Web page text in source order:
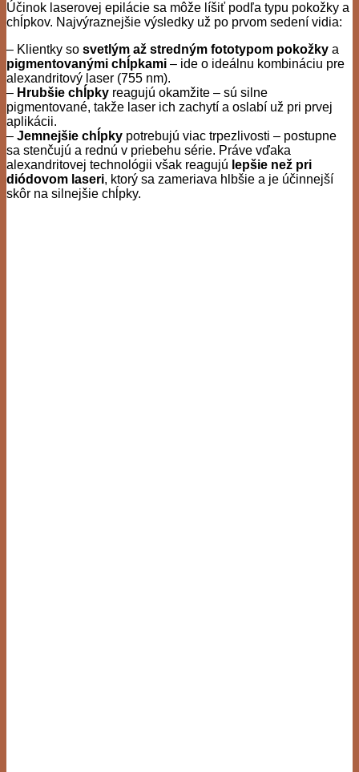
Účinok laserovej epilácie sa môže líšiť podľa typu pokožky a
chĺpkov. Najvýraznejšie výsledky už po prvom sedení vidia:
– Klientky so svetlým až stredným fototypom pokožky a
pigmentovanými chĺpkami – ide o ideálnu kombináciu pre
alexandritový laser (755 nm).
– Hrubšie chĺpky reagujú okamžite – sú silne
pigmentované, takže laser ich zachytí a oslabí už pri prvej
aplikácii.
– Jemnejšie chĺpky potrebujú viac trpezlivosti – postupne
sa stenčujú a rednú v priebehu série. Práve vďaka
alexandritovej technológii však reagujú lepšie než pri
diódovom laseri, ktorý sa zameriava hlbšie a je účinnejší
skôr na silnejšie chĺpky.